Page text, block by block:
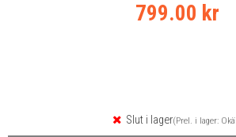
799.00 kr
Slut i lager(Prel. i lager: